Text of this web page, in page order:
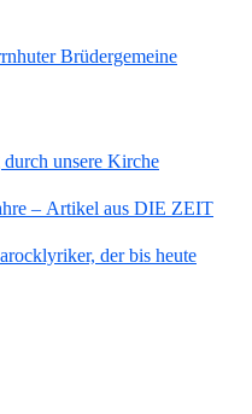
Brüdergemeine
unsere Kirche
– Artikel aus DIE ZEIT
der bis heute